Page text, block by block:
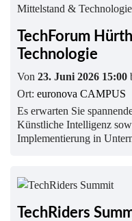
TechForum
Technologie
Von 23. Juni 2026 15:00
Ort: euronova CAMPUS
Es erwarten Sie
Künstliche Intelligenz
Implementierung in
TechRiders